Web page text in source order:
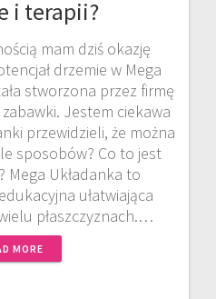
i terapii?
mam dziś okazję
drzemie w Mega
stworzona przez firmę
Jestem ciekawa
przewidzieli, że można
sposobów? Co to jest
Mega Układanka to
ułatwiająca
płaszczyznach.…
MORE